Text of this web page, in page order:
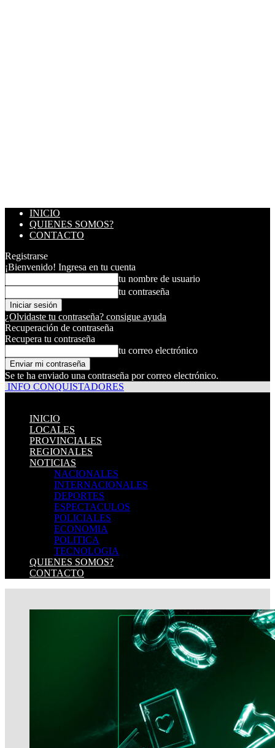
INICIO
QUIENES SOMOS?
CONTACTO
Registrarse
¡Bienvenido! Ingresa en tu cuenta
tu nombre de usuario
tu contraseña
¿Olvidaste tu contraseña? consigue ayuda
Recuperación de contraseña
Recupera tu contraseña
tu correo electrónico
Se te ha enviado una contraseña por correo electrónico.
INFO CONQUISTADORES
INICIO
LOCALES
PROVINCIALES
REGIONALES
NOTICIAS
NACIONALES
INTERNACIONALES
DEPORTES
ESPECTACULOS
POLICIALES
ECONOMIA
POLITICA
TECNOLOGIA
QUIENES SOMOS?
CONTACTO